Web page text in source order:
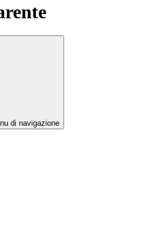
di navigazione